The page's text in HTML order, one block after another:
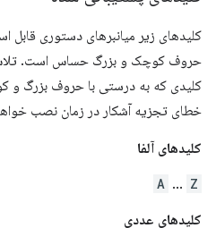
کلیدهای زیر میانبرهای دستوری قابل
حروف کوچک و بزرگ حساس است. تلاش
کلیدی که به درستی با حروف بزرگ و
خطای تجزیه آشکار در زمان نصب
کلیدهای آلفا
A ... Z
کلیدهای عددی